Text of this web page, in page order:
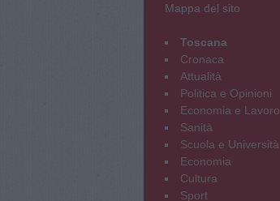
Mappa del sito
Toscana
Cronaca
Attualità
Politica e Opinioni
Economia e Lavoro
Sanità
Scuola e Università
Economia
Cultura
Sport